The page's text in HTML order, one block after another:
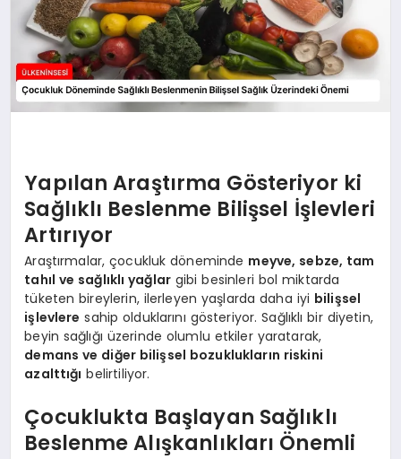
MALATYA HABERLERI
Yapılan Araştırma Gösteriyor ki
Sağlıklı Beslenme Bilişsel İşlevleri
Artırıyor
Araştırmalar, çocukluk döneminde meyve, sebze, tam
tahıl ve sağlıklı yağlar gibi besinleri bol miktarda
tüketen bireylerin, ilerleyen yaşlarda daha iyi bilişsel
işlevlere sahip olduklarını gösteriyor. Sağlıklı bir diyetin,
beyin sağlığı üzerinde olumlu etkiler yaratarak,
demans ve diğer bilişsel bozuklukların riskini
azalttığı belirtiliyor.
Çocuklukta Başlayan Sağlıklı
Beslenme Alışkanlıkları Önemli